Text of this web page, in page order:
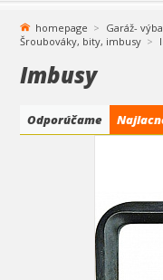
homepage Garáž-
Šroubováky, bity, imbusy
Imbusy
Odporúčame